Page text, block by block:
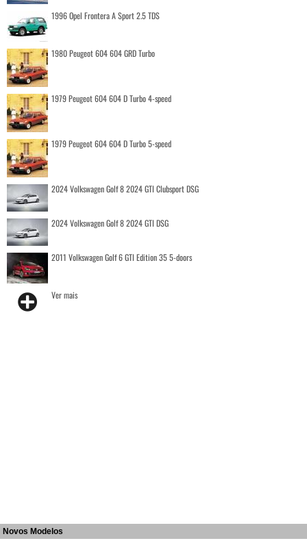
1996 Opel Frontera A Sport 2.5 TDS
1980 Peugeot 604 604 GRD Turbo
1979 Peugeot 604 604 D Turbo 4-speed
1979 Peugeot 604 604 D Turbo 5-speed
2024 Volkswagen Golf 8 2024 GTI Clubsport DSG
2024 Volkswagen Golf 8 2024 GTI DSG
2011 Volkswagen Golf 6 GTI Edition 35 5-doors
Ver mais
Novos Modelos